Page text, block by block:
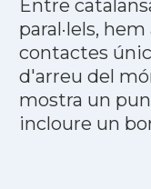
Entre
paral·lels,
contactes
d'arreu del
mostra un
incloure un